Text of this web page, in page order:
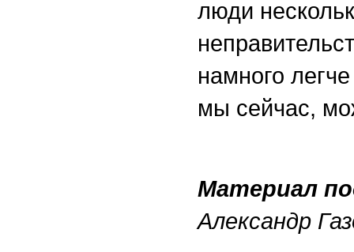
люди
намного
мы сейчас,
Материал
Александр